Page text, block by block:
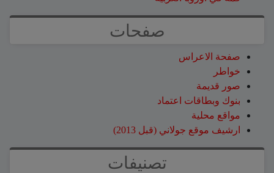
صفحات
صفحة الاعراس
خواطر
صور قديمة
بنوك وبطاقات اعتماد
مواقع محلية
ارشيف موقع جولاني (قبل 2013)
تصنيفات